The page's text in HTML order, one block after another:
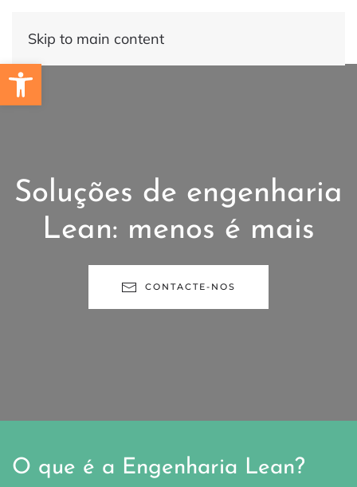
Skip to main content
Soluções de engenharia
Lean: menos é mais
CONTACTE-NOS
O que é a Engenharia Lean?
Open toolbar